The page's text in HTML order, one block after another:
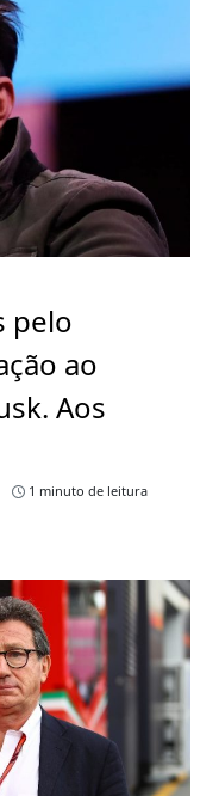
pelo
ao
Aos
1 minuto de leitura